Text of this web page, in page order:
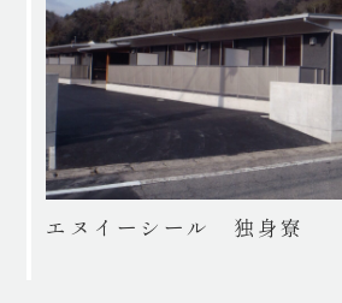
エヌイーシール 独身寮